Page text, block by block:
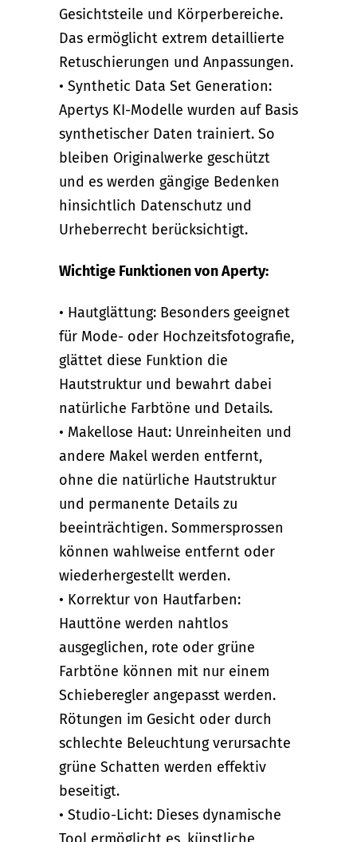
Gesichtsteile und Körperbereiche.
Das ermöglicht extrem detaillierte
Retuschierungen und Anpassungen.
• Synthetic Data Set Generation:
Apertys KI-Modelle wurden auf Basis
synthetischer Daten trainiert. So
bleiben Originalwerke geschützt
und es werden gängige Bedenken
hinsichtlich Datenschutz und
Urheberrecht berücksichtigt.
Wichtige Funktionen von Aperty:
• Hautglättung: Besonders geeignet
für Mode- oder Hochzeitsfotografie,
glättet diese Funktion die
Hautstruktur und bewahrt dabei
natürliche Farbtöne und Details.
• Makellose Haut: Unreinheiten und
andere Makel werden entfernt,
ohne die natürliche Hautstruktur
und permanente Details zu
beeinträchtigen. Sommersprossen
können wahlweise entfernt oder
wiederhergestellt werden.
• Korrektur von Hautfarben:
Hauttöne werden nahtlos
ausgeglichen, rote oder grüne
Farbtöne können mit nur einem
Schieberegler angepasst werden.
Rötungen im Gesicht oder durch
schlechte Beleuchtung verursachte
grüne Schatten werden effektiv
beseitigt.
• Studio-Licht: Dieses dynamische